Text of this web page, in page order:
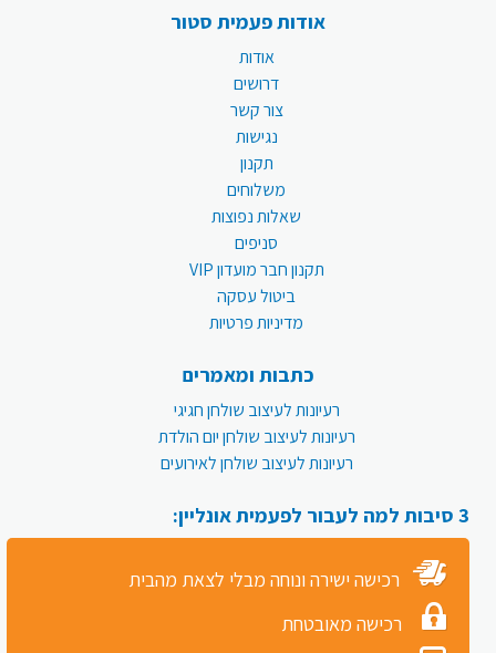
אודות פעמית סטור
אודות
דרושים
צור קשר
נגישות
תקנון
משלוחים
שאלות נפוצות
סניפים
תקנון חבר מועדון VIP
ביטול עסקה
מדיניות פרטיות
כתבות ומאמרים
רעיונות לעיצוב שולחן חגיגי
רעיונות לעיצוב שולחן יום הולדת
רעיונות לעיצוב שולחן לאירועים
3 סיבות למה לעבור לפעמית אונליין:
רכישה ישירה ונוחה מבלי לצאת מהבית
רכישה מאובטחת